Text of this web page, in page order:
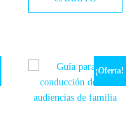
era:
¡Oferta!